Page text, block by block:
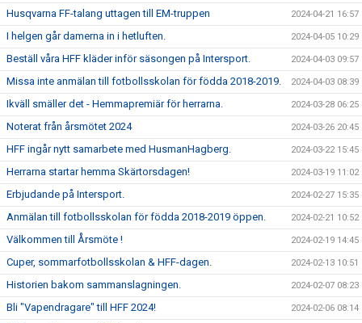
Husqvarna FF-talang uttagen till EM-truppen 2024-04-21 16:57
I helgen går damerna in i hetluften. 2024-04-05 10:29
Beställ våra HFF kläder inför säsongen på Intersport. 2024-04-03 09:57
Missa inte anmälan till fotbollsskolan för födda 2018-2019. 2024-04-03 08:39
Ikväll smäller det - Hemmapremiär för herrarna. 2024-03-28 06:25
Noterat från årsmötet 2024 2024-03-26 20:45
HFF ingår nytt samarbete med HusmanHagberg. 2024-03-22 15:45
Herrarna startar hemma Skärtorsdagen! 2024-03-19 11:02
Erbjudande på Intersport. 2024-02-27 15:35
Anmälan till fotbollsskolan för födda 2018-2019 öppen. 2024-02-21 10:52
Välkommen till Årsmöte ! 2024-02-19 14:45
Cuper, sommarfotbollsskolan & HFF-dagen. 2024-02-13 10:51
Historien bakom sammanslagningen. 2024-02-07 08:23
Bli "Vapendragare" till HFF 2024! 2024-02-06 08:14